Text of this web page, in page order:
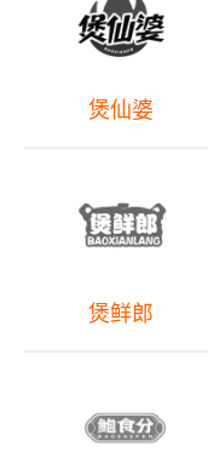
煲仙婆
煲鲜郎